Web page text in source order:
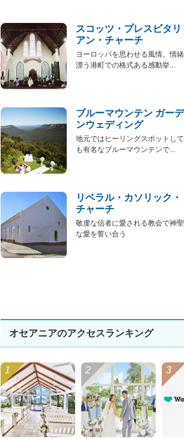
スコッツ・プレスビタリ
アン・チャーチ
ヨーロッパを思わせる風情。情緒
漂う港町での格式ある感動挙...
ブルーマウンテン ガーデ
ンウェディング
地元ではヒーリングスポットして
も有名なブルーマウンテンで...
リベラル・カソリック・
チャーチ
敬虔な信者に愛される教会で神聖
な愛を誓い合う
オセアニアのアクセスランキング